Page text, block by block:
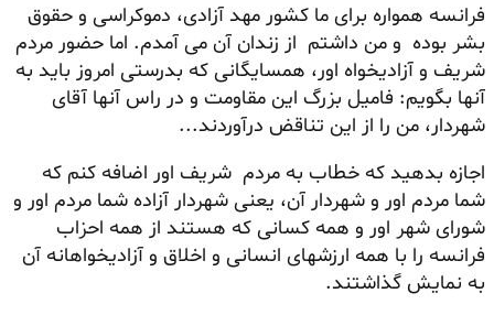
فرانسه همواره برای ما کشور مهد آزادی، دموکراسی و حقوق
بشر بوده و من داشتم از زندان آن می آمدم. اما حضور مردم
شریف و آزادیخواه اور، همسایگانی که بدرستی امروز باید به
آنها بگویم: فامیل بزرگ این مقاومت و در راس آنها آقای
شهردار، من را از این تناقض درآوردند...
اجازه بدهید که خطاب به مردم شریف اور اضافه کنم که
شما مردم اور و شهردار آن، یعنی شهردار آزاده شما مردم اور و
شورای شهر اور و همه کسانی که هستند از همه احزاب
فرانسه را با همه ارزشهای انسانی و اخلاق و آزادیخواهانه آن
به نمایش گذاشتند.